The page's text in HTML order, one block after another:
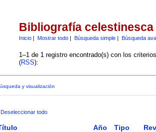
Bibliografía celestinesca
Inicio| Mostrar todo| Búsqueda simple| Búsqueda
1–1 de 1 registro encontrado(s) con los
(RSS):
y visualización
Deseleccionar todo
Año Tipo